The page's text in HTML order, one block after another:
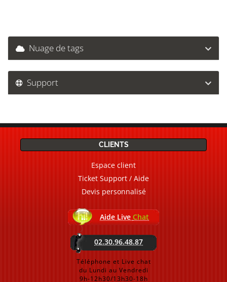
Nuage de tags
Support
CLIENTS
Espace client
Ticket Support / Aide
Devis personnalisé
Aide Live Chat
02.30.96.48.87
Téléphone et Live chat
du Lundi au Vendredi
9h-12h30/13h30-18h